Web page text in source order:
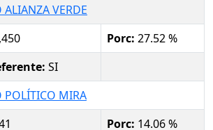
ALIANZA VERDE
Porc: 27.52 %
SI
POLÍTICO MIRA
Porc: 14.06 %